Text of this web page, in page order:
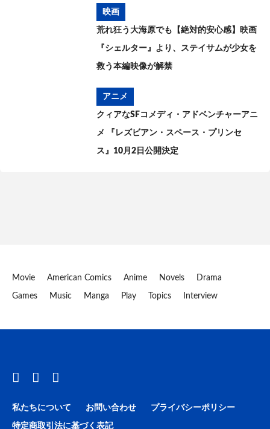
映画
荒れ狂う大海原でも【絶対的安心感】映画
『シェルター』より、ステイサムが少女を
救う本編映像が解禁
アニメ
クィアなSFコメディ・アドベンチャーアニ
メ 『レズビアン・スペース・プリンセ
ス』10月2日公開決定
Movie American Comics Anime Novels Drama
Games Music Manga Play Topics Interview
私たちについて お問い合わせ プライバシーポリシー
特定商取引法に基づく表記